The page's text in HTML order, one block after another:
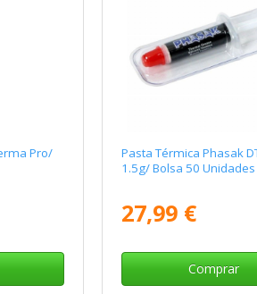
Pro/
Pasta Térmica Phasak
1.5g/ Bolsa 50 Unidades
27,99 €
Comprar